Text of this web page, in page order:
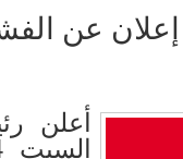
إعلان عن
أعلن